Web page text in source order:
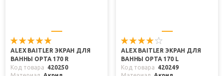
ALEX BAITLER ЭКРАН ДЛЯ
ВАННЫ ОРТА 170 R
Код товара
420250
ALEX BAITLER ЭКРАН ДЛЯ
ВАННЫ ОРТА 170 L
Код товара
420249